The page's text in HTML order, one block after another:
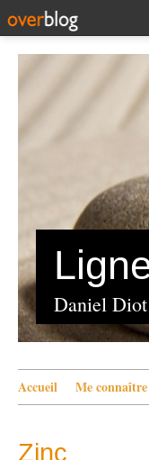
Daniel
Accueil Me connaître
Zinc